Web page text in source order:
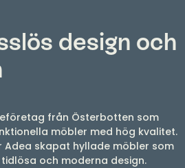
design och
från Österbotten som
möbler med hög kvalitet.
Adea skapat hyllade möbler som
och moderna design.